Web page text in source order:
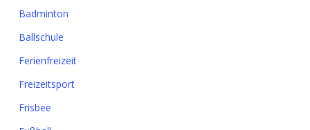
Badminton
Ballschule
Ferienfreizeit
Freizeitsport
Frisbee